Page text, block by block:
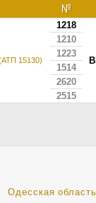
№
15130)
1218
1210
1223
1514
2620
2515
Одесская область